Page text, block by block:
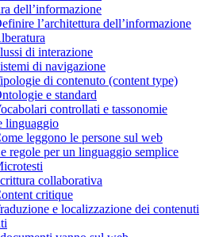
dell’informazione
l’architettura dell’informazione
di interazione
di navigazione
di contenuto (content type)
e standard
controllati e tassonomie
linguaggio
leggono le persone sul web
regole per un linguaggio semplice
collaborativa
critique
e localizzazione dei contenuti